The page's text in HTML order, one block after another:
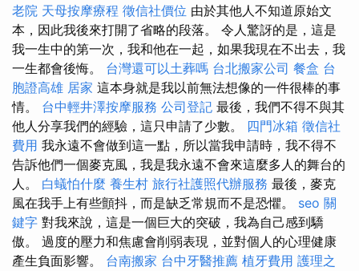
老院 天母按摩療程 徵信社價位 由於其他人不知道原始文
本，因此我後來打開了省略的段落。 令人驚訝的是，這是
我一生中的第一次，我和他在一起，如果我現在不出去，我
一生都會後悔。 台灣還可以土葬嗎 台北搬家公司 餐盒 台
胞證高雄 居家 這本身就是我以前無法想像的一件很棒的事
情。 台中輕井澤按摩服務 公司登記 最後，我們不得不與其
他人分享我們的經驗，這只申請了少數。 四門冰箱 徵信社
費用 我永遠不會做到這一點，所以當我申請時，我不得不
告訴他們一個麥克風，我是我永遠不會來這麼多人的舞台的
人。 白蟻怕什麼 養生村 旅行社護照代辦服務 最後，麥克
風在我手上有些顫抖，而是缺乏常規而不是恐懼。 seo 關
鍵字 對我來說，這是一個巨大的突破，我為自己感到驕
傲。 過度的壓力和焦慮會削弱表現，並對個人的心理健康
產生負面影響。 台南搬家 台中牙醫推薦 植牙費用 護理之